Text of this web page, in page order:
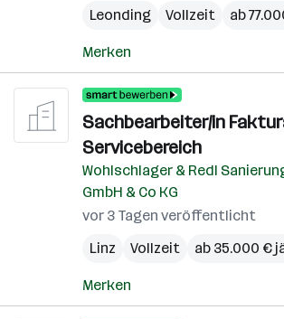
Leonding
Vollzeit ab
Merken
Sachbearbeiter/in
Servicebereich
Wohlschlager & Redl
GmbH & Co KG
vor 3 Tagen veröffentlicht
Linz
Vollzeit ab 35.000 €
Merken